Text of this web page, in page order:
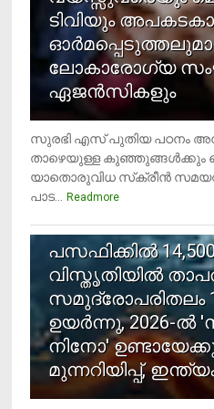
ടിവിയും
ലോകാരോഗ്യ
ഏജന്‍സികളും
സുരഭി എസ് പുതിയ പഠനം
താഴെയുള്ള കുഞ്ഞുങ്ങള്‍ക്കും
യാതൊരുവിധ സ്‌ക്രീന്‍
പാട... Readmore
പസഫിക്കില്‍
വിസ്തൃതിയില്‍
സമുദ്രോപരിതലം
ഉയര്‍ന്നു, 2026-
നിനോ'
മുന്നറിയിപ്പ്,